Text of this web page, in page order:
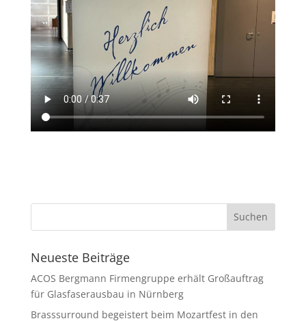
Neueste Beiträge
ACOS Bergmann Firmengruppe erhält Großauftrag
für Glasfaserausbau in Nürnberg
Brasssurround begeistert beim Mozartfest in den